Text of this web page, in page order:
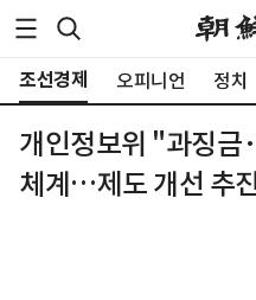
조선경제 오피니언 정치
개인정보위 "과징금
체계…제도 개선 추